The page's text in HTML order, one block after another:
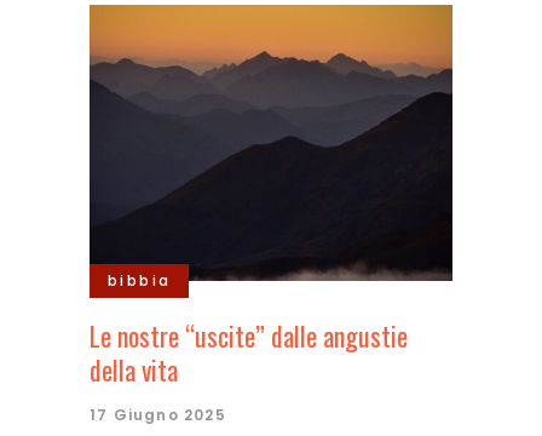
bibbia
Le nostre “uscite” dalle angustie
della vita
17 Giugno 2025